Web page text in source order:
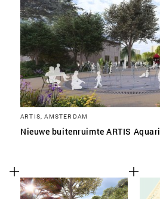
ARTIS, AMSTERDAM
Nieuwe buitenruimte ARTIS